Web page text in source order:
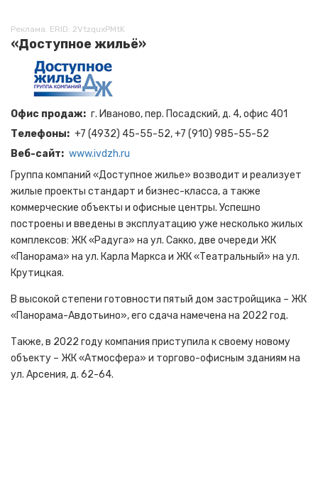
Реклама. ERID: 2VtzquxPMtK
«Доступное жильё»
Офис продаж
г. Иваново, пер. Посадский, д. 4, офис 401
Телефоны
+7 (4932) 45-55-52, +7 (910) 985-55-52
Веб-сайт
www.ivdzh.ru
Группа компаний «Доступное жилье» возводит и реализует
жилые проекты стандарт и бизнес-класса, а также
коммерческие объекты и офисные центры. Успешно
построены и введены в эксплуатацию уже несколько жилых
комплексов: ЖК «Радуга» на ул. Сакко, две очереди ЖК
«Панорама» на ул. Карла Маркса и ЖК «Театральный» на ул.
Крутицкая.
В высокой степени готовности пятый дом застройщика – ЖК
«Панорама-Авдотьино», его сдача намечена на 2022 год.
Также, в 2022 году компания приступила к своему новому
объекту – ЖК «Атмосфера» и торгово-офисным зданиям на
ул. Арсения, д. 62-64.